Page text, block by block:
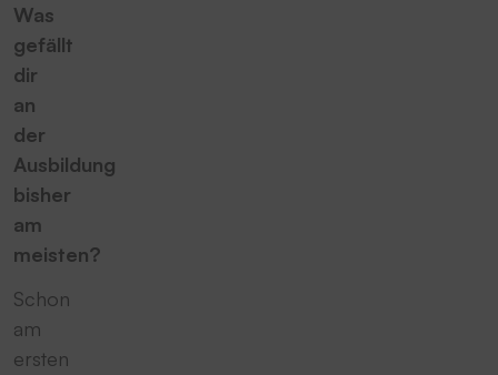
Was
gefällt
dir
an
der
Ausbildung
bisher
am
meisten?
Schon
am
ersten